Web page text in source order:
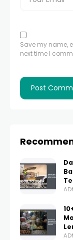
Save my name,
next time I